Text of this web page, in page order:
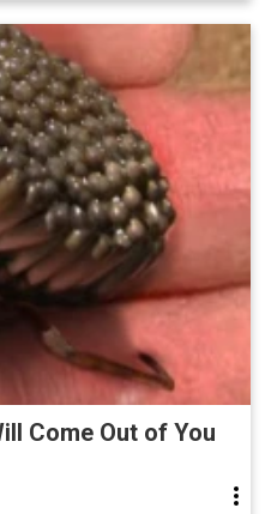
Come Out of You